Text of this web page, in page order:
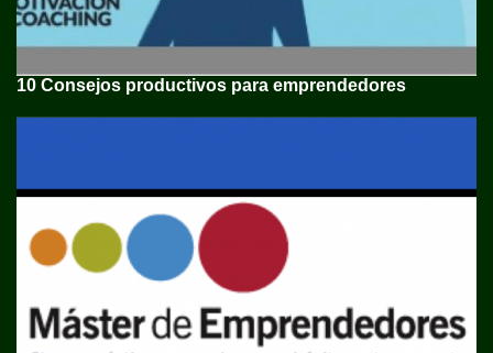
10 Consejos productivos para emprendedores